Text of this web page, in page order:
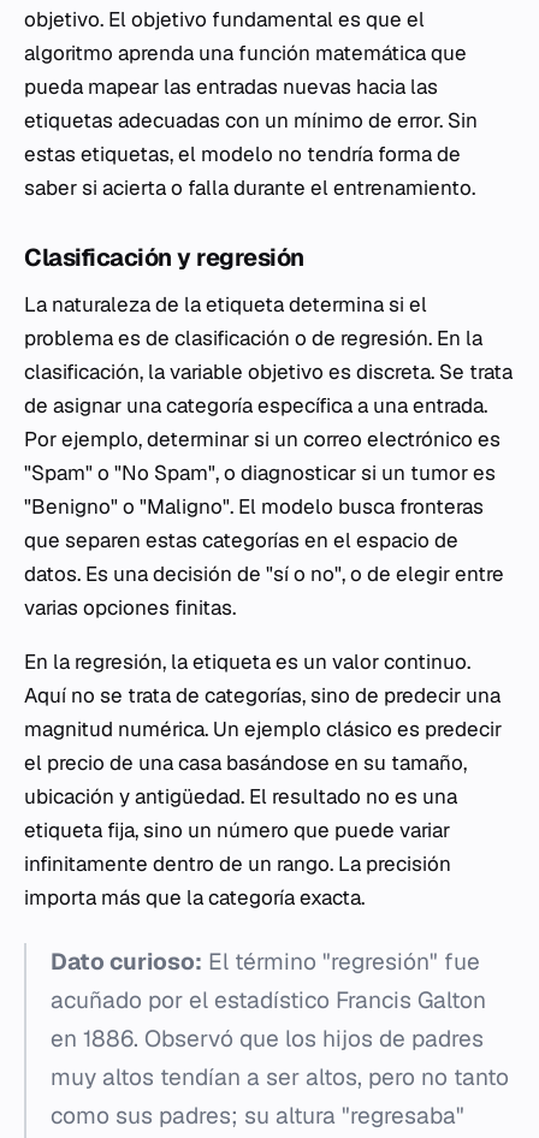
objetivo. El objetivo fundamental es que el
algoritmo aprenda una función matemática que
pueda mapear las entradas nuevas hacia las
etiquetas adecuadas con un mínimo de error. Sin
estas etiquetas, el modelo no tendría forma de
saber si acierta o falla durante el entrenamiento.
Clasificación y regresión
La naturaleza de la etiqueta determina si el
problema es de clasificación o de regresión. En la
clasificación, la variable objetivo es discreta. Se trata
de asignar una categoría específica a una entrada.
Por ejemplo, determinar si un correo electrónico es
"Spam" o "No Spam", o diagnosticar si un tumor es
"Benigno" o "Maligno". El modelo busca fronteras
que separen estas categorías en el espacio de
datos. Es una decisión de "sí o no", o de elegir entre
varias opciones finitas.
En la regresión, la etiqueta es un valor continuo.
Aquí no se trata de categorías, sino de predecir una
magnitud numérica. Un ejemplo clásico es predecir
el precio de una casa basándose en su tamaño,
ubicación y antigüedad. El resultado no es una
etiqueta fija, sino un número que puede variar
infinitamente dentro de un rango. La precisión
importa más que la categoría exacta.
Dato curioso: El término "regresión" fue
acuñado por el estadístico Francis Galton
en 1886. Observó que los hijos de padres
muy altos tendían a ser altos, pero no tanto
como sus padres; su altura "regresaba"